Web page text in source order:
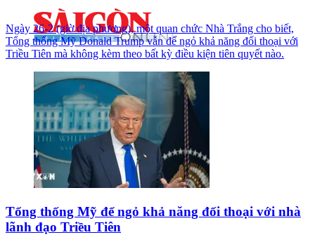
Ngày 26-2 (giờ địa phương), một quan chức Nhà Trắng cho biết,
Tổng thống Mỹ Donald Trump vẫn để ngỏ khả năng đối thoại với
Triều Tiên mà không kèm theo bất kỳ điều kiện tiên quyết nào.
Tổng thống Mỹ để ngỏ khả năng đối thoại với nhà
lãnh đạo Triều Tiên